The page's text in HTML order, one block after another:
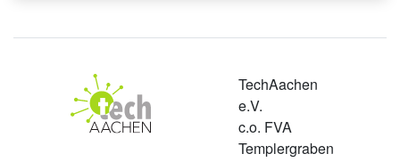
TechAachen
e.V.
c.o. FVA
Templergraben